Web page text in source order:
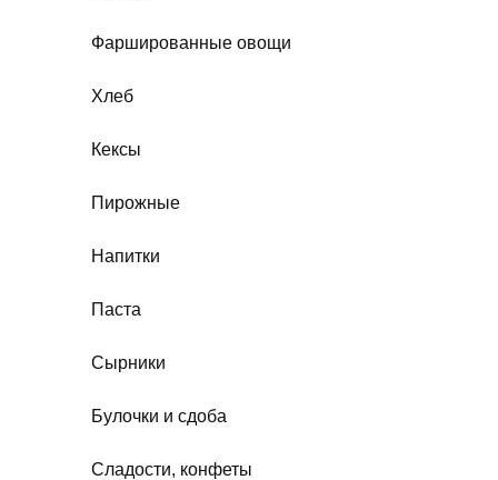
Фаршированные овощи
Хлеб
Кексы
Пирожные
Напитки
Паста
Сырники
Булочки и сдоба
Сладости, конфеты